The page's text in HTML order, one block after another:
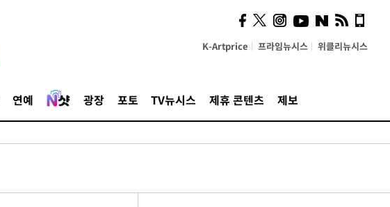
K-Artprice 프라임뉴시스 위클리뉴시스
연예 광장 포토 TV뉴시스 제휴 콘텐츠 제보
사이 해답 찾았죠"…알을
깨고 나온 '초자아'